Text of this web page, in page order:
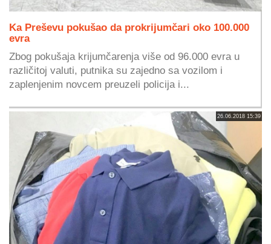
Ka Preševu pokušao da prokrijumčari oko 100.000
evra
Zbog pokušaja krijumčarenja više od 96.000 evra u
različitoj valuti, putnika su zajedno sa vozilom i
zaplenjenim novcem preuzeli policija i...
26.06.2018 15:39